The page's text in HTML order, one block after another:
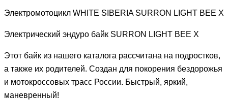
Электромотоцикл WHITE SIBERIA SURRON LIGHT BEE X
Электрический эндуро байк SURRON LIGHT BEE X
Этот байк из нашего каталога рассчитана на подростков,
а также их родителей. Создан для покорения бездорожья
и мотокроссовых трасс России. Быстрый, яркий,
маневренный!